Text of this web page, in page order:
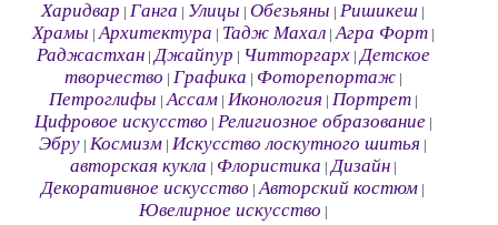
Харидвар |Ганга Улицы |Обезьяны |Ришикеш
Храмы |Архитектура Тадж Махал|Агра Форт|
Раджастхан|Джайпур Читторгарх|Детское
творчество Графика Фоторепортаж|
Петроглифы |Ассам| Иконология Портрет|
Цифровое искусство Религиозное образование|
Эбру |Космизм |Искусство лоскутного шитья
авторская кукла Флористика |Дизайн|
Декоративное искусство |Авторский костюм
Ювелирное искусство